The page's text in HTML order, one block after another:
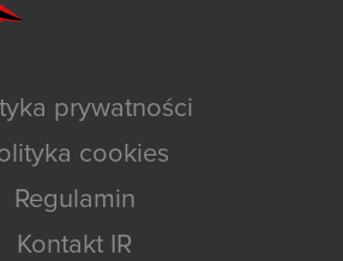
prywatności
cookies
Regulamin
Kontakt IR